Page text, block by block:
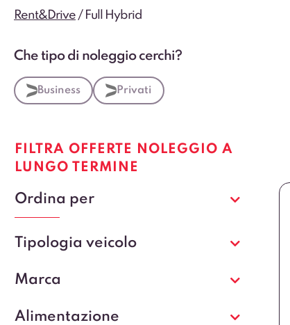
Rent&Drive / Full Hybrid
Che tipo di noleggio cerchi?
Business Privati
FILTRA OFFERTE NOLEGGIO A
LUNGO TERMINE
Ordina per
Tipologia veicolo
Marca
Alimentazione